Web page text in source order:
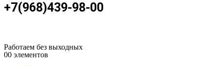
+7(968)439-98-00
Работаем без выходных
00 элементов